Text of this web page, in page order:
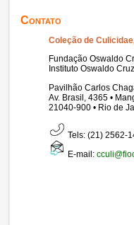
Contato
Coleção de
Fundação Oswaldo
Instituto Oswaldo
Pavilhão Carlos
Av. Brasil, 4365 •
21040-900 • Rio de
Tels: (21) 2562-
E-mail: